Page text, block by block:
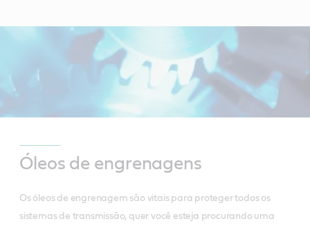
Óleos de engrenagens
Os óleos de engrenagem são vitais para proteger todos os
sistemas de transmissão, quer você esteja procurando uma